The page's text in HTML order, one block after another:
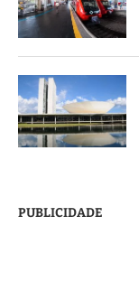
PUBLICIDADE